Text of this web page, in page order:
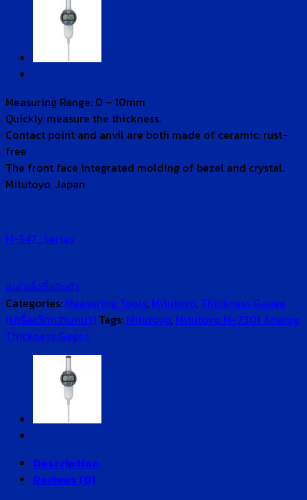
Measuring Range: 0 – 10mm
Quickly measure the thickness.
Contact point and anvil are both made of ceramic: rust-
free
The front face integrated molding of bezel and crystal.
Mitutoyo, Japan
M-547_Series
สนใจสั่งซื้อสินค้า
Categories: Measuring Tools, Mitutoyo, Thickness Gauge
(เครื่องวัดความหนา) Tags: Mitutoyo, Mitutoyo M-7301 Analog
Thickness Gages
Description
Reviews (0)